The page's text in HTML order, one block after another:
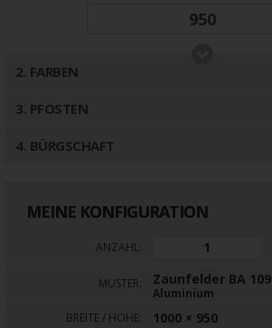
2. FARBEN
3. PFOSTEN
4. BÜRGSCHAFT
MEINE KONFIGURATION
ANZAHL:
MUSTER: Zaunfelder BA 109
Aluminium
BREITE / HÖHE: 1000 × 950